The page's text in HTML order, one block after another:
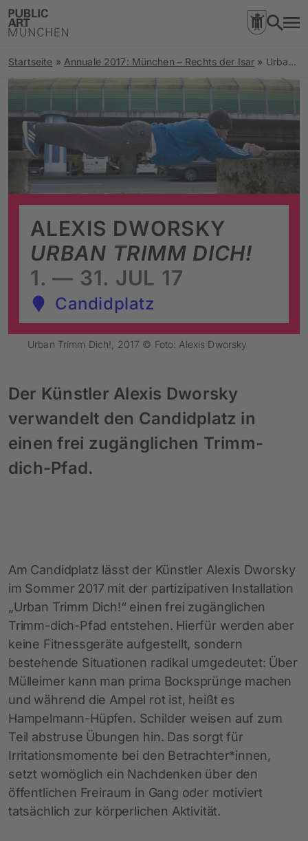
Startseite » Annuale 2017: München – Rechts der Isar » Urban Trimm Dich!
URBAN TRIMM DICH!
ALEXIS DWORSKY
1. — 31. JUL 17
Candidplatz
Urban Trimm Dich!, 2017 © Foto: Alexis Dworsky
Der Künstler Alexis Dworsky
verwandelt den Candidplatz in
einen frei zugänglichen Trimm-
dich-Pfad.
Am Candidplatz lässt der Künstler Alexis Dworsky
im Sommer 2017 mit der partizipativen Installation
„Urban Trimm Dich!“ einen frei zugänglichen
Trimm-dich-Pfad entstehen. Hierfür werden aber
keine Fitnessgeräte aufgestellt, sondern
bestehende Situationen radikal umgedeutet: Über
Mülleimer kann man prima Bocksprünge machen
und während die Ampel rot ist, heißt es
Hampelmann-Hüpfen. Schilder weisen auf zum
Teil abstruse Übungen hin. Das sorgt für
Irritationsmomente bei den Betrachter*innen,
setzt womöglich ein Nachdenken über den
öffentlichen Freiraum in Gang oder motiviert
tatsächlich zur körperlichen Aktivität.